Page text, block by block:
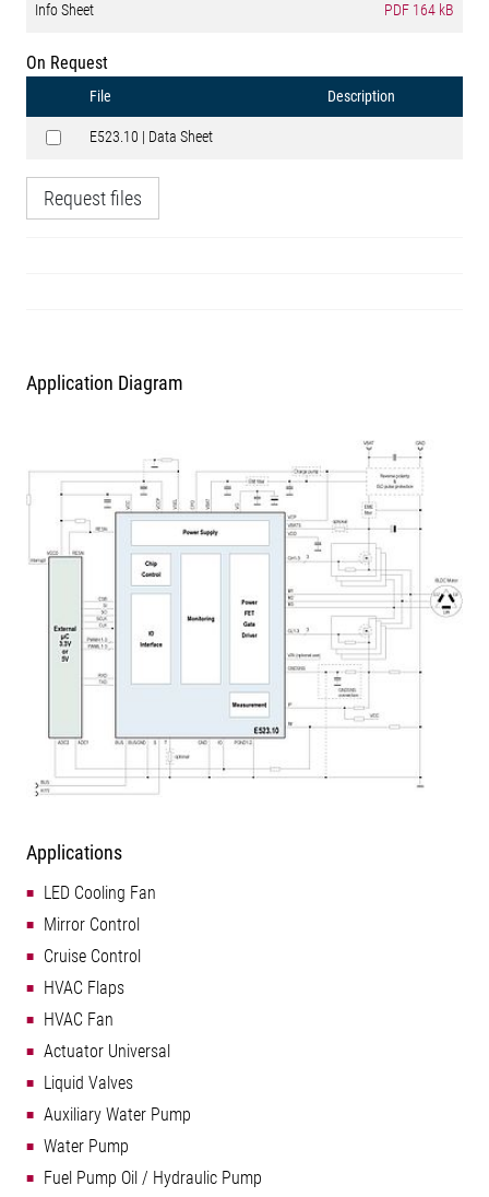
Info Sheet PDF 164 kB
On Request
File Description
E523.10 | Data Sheet
Request files
Application Diagram
Applications
LED Cooling Fan
Mirror Control
Cruise Control
HVAC Flaps
HVAC Fan
Actuator Universal
Liquid Valves
Auxiliary Water Pump
Water Pump
Fuel Pump Oil / Hydraulic Pump